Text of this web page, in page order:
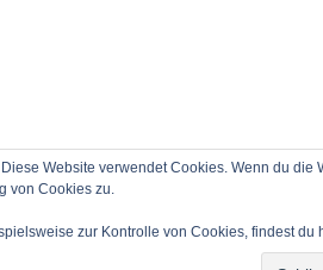
Website verwendet Cookies. Wenn du die
von Cookies zu.
zur Kontrolle von Cookies, findest du